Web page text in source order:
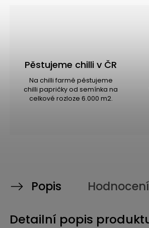
Pěstujeme chilli v ČR
Na chilli farmě pěstujeme
chilli papričky od semínka na
celkové rozloze 6.000 m2.
Popis Hodnocení
Detailní popis